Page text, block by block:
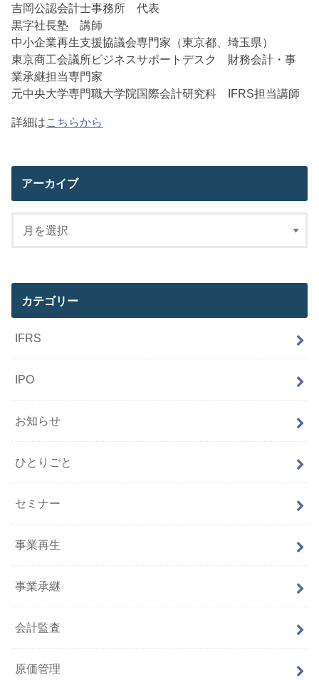
吉岡公認会計士事務所 代表
黒字社長塾 講師
中小企業再生支援協議会専門家（東京都、埼玉県）
東京商工会議所ビジネスサポートデスク 財務会計・事
業承継担当専門家
元中央大学専門職大学院国際会計研究科 IFRS担当講師
詳細はこちらから
アーカイブ
カテゴリー
IFRS
IPO
お知らせ
ひとりごと
セミナー
事業再生
事業承継
会計監査
原価管理